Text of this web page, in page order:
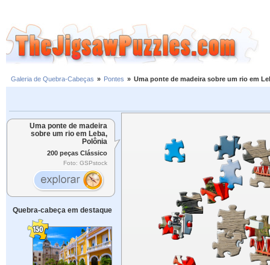
Galeria de Quebra-Cabeças » Pontes » Uma ponte de madeira sobre um rio em
Uma ponte de madeira
sobre um rio em Leba,
Polônia
200 peças Clássico
Foto: GSPstock
Quebra-cabeça em destaque